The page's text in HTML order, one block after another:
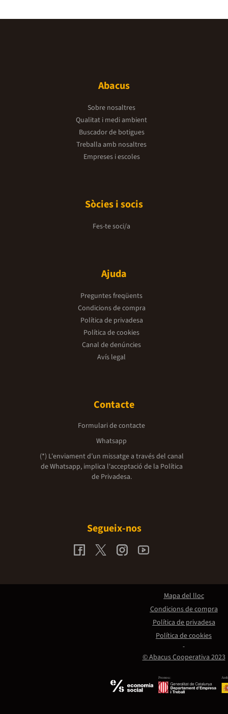
Abacus
Sobre nosaltres
Qualitat i medi ambient
Buscador de botigues
Treballa amb nosaltres
Empreses i escoles
Sòcies i socis
Fes-te soci/a
Ajuda
Preguntes freqüents
Condicions de compra
Política de privadesa
Política de cookies
Canal de denúncies
Avís legal
Contacte
Formulari de contacte
Whatsapp
(*) L'enviament d’un missatge a través del canal
de Whatsapp, implica l'acceptació de la Política
de Privadesa.
Segueix-nos
Promou:
© Abacus Cooperativa 2023
Mapa del lloc
Condicions de compra
Política de privadesa
Política de cookies